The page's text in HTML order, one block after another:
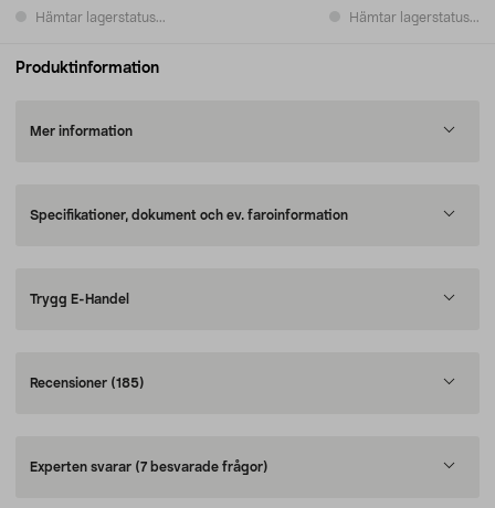
Hämtar lagerstatus... Hämtar lagerstatus...
Produktinformation
Mer information
Specifikationer, dokument och ev. faroinformation
Trygg E-Handel
Recensioner (185)
Experten svarar (7 besvarade frågor)